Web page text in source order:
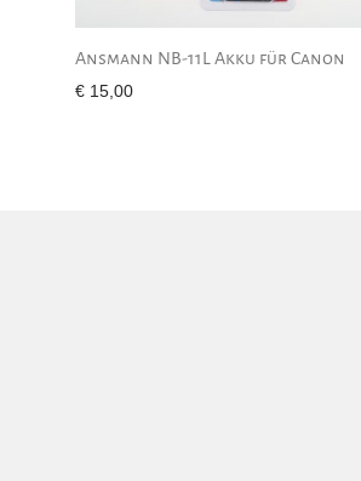
Ansmann NB-11L Akku für Canon
€ 15,00